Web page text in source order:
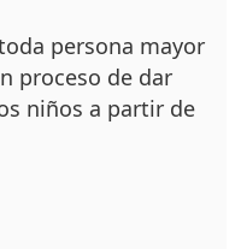
persona mayor
proceso de dar
niños a partir de